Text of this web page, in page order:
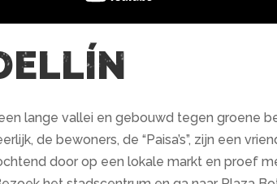
lange vallei en gebouwd tegen groene
de bewoners, de “Paisa’s”, zijn een
door op een lokale markt en proef